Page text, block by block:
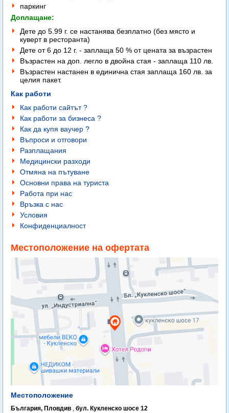
паркинг
Доплащане:
Дете до 5.99 г. се настанява безплатно (без място и
куверт в ресторанта)
Дете от 6 до 12 г. - заплаща 50 % от цената за възрастен
Възрастен на доп. легло в двойна стая - заплаща 110 лв.
Възрастен настанен в единична стая заплаща 160 лв. за
целия пакет.
Как работи
Как работи сайтът ?
Как работи за бизнеса ?
Как да купя ваучер ?
Въпроси и отговори
Разплащания
Медицински разходи
Отмяна на пътуване
Основни права на туриста
Работа при нас
Връзка с нас
Условия
Конфиденциалност
Местоположение на офертата
Местоположение
България, Пловдив , бул. Кукленско шосе 12